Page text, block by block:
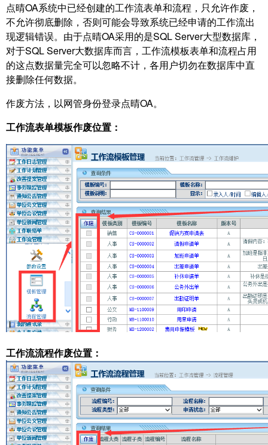
点晴OA系统中已经创建的工作流表单和流程，只允许作废，
不允许彻底删除，否则可能会导致系统已经申请的工作流出
现逻辑错误。由于点晴OA采用的是SQL Server大型数据库，
对于SQL Server大数据库而言，工作流模板表单和流程占用
的这点数据量完全可以忽略不计，各用户切勿在数据库中直
接删除任何数据。
作废方法，以网管身份登录点晴OA。
工作流表单模板作废位置：
工作流流程作废位置：